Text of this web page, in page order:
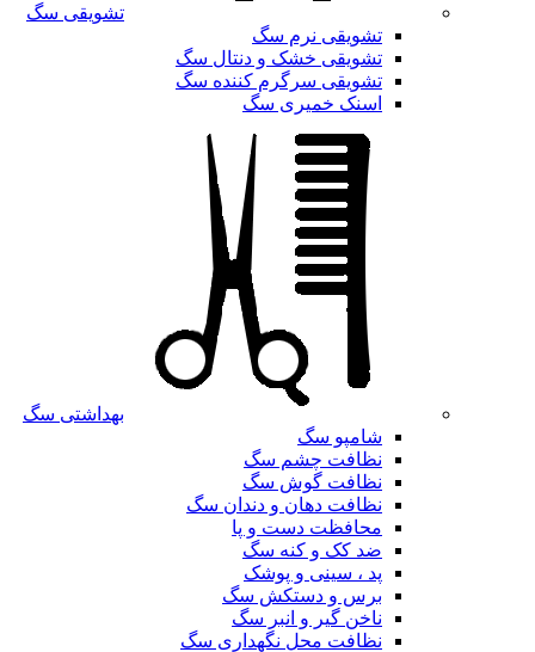
تشویقی سگ
تشویقی نرم سگ
تشویقی خشک و دنتال سگ
تشویقی سرگرم کننده سگ
اسنک خمیری سگ
بهداشتی سگ
شامپو سگ
نظافت چشم سگ
نظافت گوش سگ
نظافت دهان و دندان سگ
محافظت دست و پا
ضد کک و کنه سگ
پد ، سینی و پوشک
برس و دستکش سگ
ناخن گیر و انبر سگ
نظافت محل نگهداری سگ